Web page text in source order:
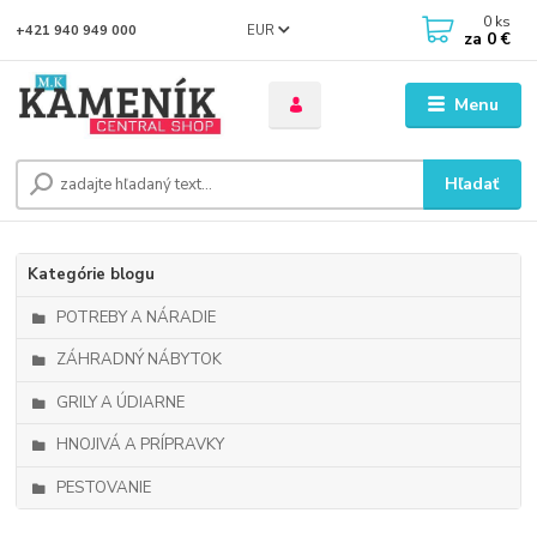
Menu
EUR
Hľadať
+421 940 949 000 0 ks
za 0 €
Kategórie blogu
POTREBY A NÁRADIE
ZÁHRADNÝ NÁBYTOK
GRILY A ÚDIARNE
HNOJIVÁ A PRÍPRAVKY
PESTOVANIE